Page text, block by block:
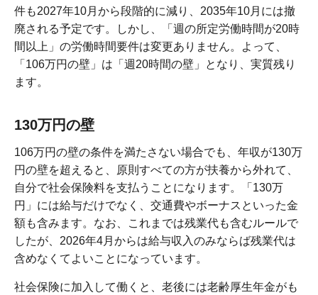
件も2027年10月から段階的に減り、2035年10月には撤
廃される予定です。しかし、「週の所定労働時間が20時
間以上」の労働時間要件は変更ありません。よって、
「106万円の壁」は「週20時間の壁」となり、実質残り
ます。
130万円の壁
106万円の壁の条件を満たさない場合でも、年収が130万
円の壁を超えると、原則すべての方が扶養から外れて、
自分で社会保険料を支払うことになります。「130万
円」には給与だけでなく、交通費やボーナスといった金
額も含みます。なお、これまでは残業代も含むルールで
したが、2026年4月からは給与収入のみならば残業代は
含めなくてよいことになっています。
社会保険に加入して働くと、老後には老齢厚生年金がも